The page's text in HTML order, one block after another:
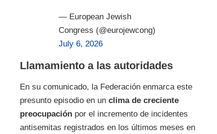
— European Jewish
Congress (@eurojewcong)
July 6, 2026
Llamamiento a las autoridades
En su comunicado, la Federación enmarca este
presunto episodio en un clima de creciente
preocupaciónpor el incremento de incidentes
antisemitas registrados en los últimos meses en